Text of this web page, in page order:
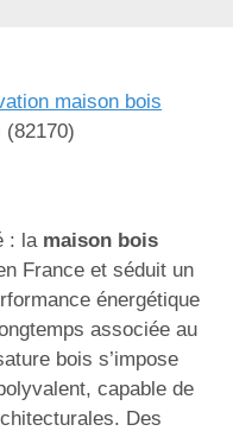
maison bois
(82170)
: la maison bois
France et séduit un
énergétique
associée au
bois s’impose
capable de
Des